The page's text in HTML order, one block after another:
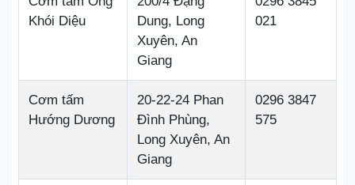
Khói Diệu
Dung, Long
Xuyên, An
Giang
021
Cơm tấm
Hướng Dương
20-22-24 Phan
Đình Phùng,
Long Xuyên, An
Giang
0296 3847
575